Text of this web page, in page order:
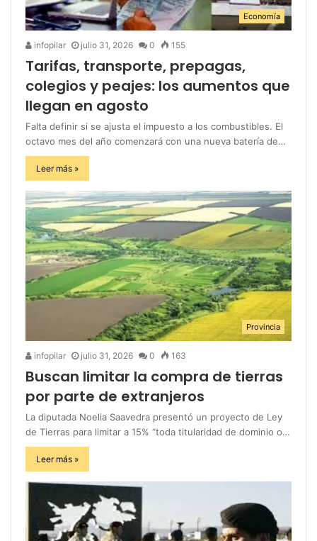
Economía
infopilar julio 31, 2026 0 155
Tarifas, transporte, prepagas,
colegios y peajes: los aumentos que
llegan en agosto
Falta definir si se ajusta el impuesto a los combustibles. El
octavo mes del año comenzará con una nueva batería de…
Leer más »
Provincia
infopilar julio 31, 2026 0 163
Buscan limitar la compra de tierras
por parte de extranjeros
La diputada Noelia Saavedra presentó un proyecto de Ley
de Tierras para limitar a 15% “toda titularidad de dominio o…
Leer más »